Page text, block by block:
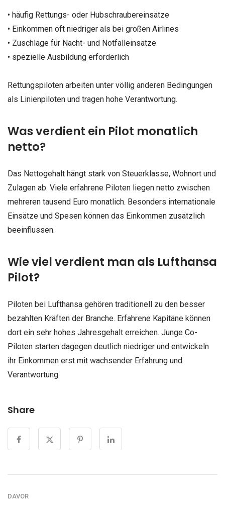
• häufig Rettungs- oder Hubschraubereinsätze
• Einkommen oft niedriger als bei großen Airlines
• Zuschläge für Nacht- und Notfalleinsätze
• spezielle Ausbildung erforderlich
Rettungspiloten arbeiten unter völlig anderen Bedingungen
als Linienpiloten und tragen hohe Verantwortung.
Was verdient ein Pilot monatlich
netto?
Das Nettogehalt hängt stark von Steuerklasse, Wohnort und
Zulagen ab. Viele erfahrene Piloten liegen netto zwischen
mehreren tausend Euro monatlich. Besonders internationale
Einsätze und Spesen können das Einkommen zusätzlich
beeinflussen.
Wie viel verdient man als Lufthansa
Pilot?
Piloten bei Lufthansa gehören traditionell zu den besser
bezahlten Kräften der Branche. Erfahrene Kapitäne können
dort ein sehr hohes Jahresgehalt erreichen. Junge Co-
Piloten starten dagegen deutlich niedriger und entwickeln
ihr Einkommen erst mit wachsender Erfahrung und
Verantwortung.
Share
DAVOR